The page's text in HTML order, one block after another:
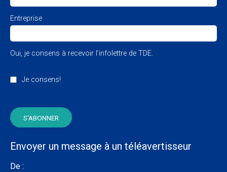
Entreprise
Oui, je consens à recevoir l’infolettre de TDE.
Je consens!
Envoyer un message à un téléavertisseur
De :